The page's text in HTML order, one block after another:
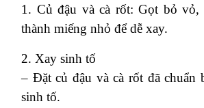
1. Củ đậu và cà rốt: Gọt bỏ vỏ,
thành miếng nhỏ để dễ xay.
2. Xay sinh tố
– Đặt củ đậu và cà rốt đã chuẩn
sinh tố.